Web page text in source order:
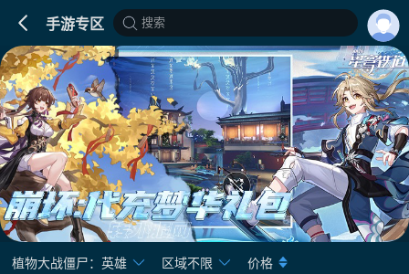
手游专区 搜索
植物大战僵尸：英雄 区域不限 价格